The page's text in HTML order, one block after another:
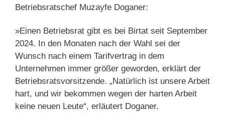
Betriebsratschef Muzayfe Doganer:
»Einen Betriebsrat gibt es bei Birtat seit September
2024. In den Monaten nach der Wahl sei der
Wunsch nach einem Tarifvertrag in dem
Unternehmen immer größer geworden, erklärt der
Betriebsratsvorsitzende. „Natürlich ist unsere Arbeit
hart, und wir bekommen wegen der harten Arbeit
keine neuen Leute“, erläutert Doganer.